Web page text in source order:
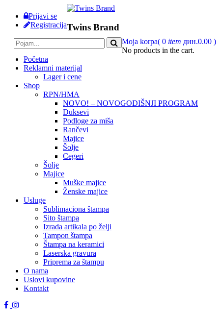
Prijavi se
Registracija
Moja korpa( 0 item дин.0.00 )
No products in the cart.
Twins Brand
Početna
Reklamni materijal
Lager i cene
Shop
RPN/HMA
NOVO! – NOVOGODIŠNJI PROGRAM
Duksevi
Podloge za miša
Rančevi
Majice
Šolje
Cegeri
Šolje
Majice
Muške majice
Ženske majice
Usluge
Sublimaciona štampa
Sito štampa
Izrada artikala po želji
Tampon štampa
Štampa na keramici
Laserska gravura
Priprema za štampu
O nama
Uslovi kupovine
Kontakt